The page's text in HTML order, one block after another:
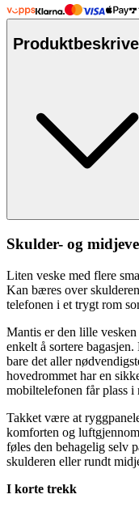
Skulder- og
Liten veske med flere
Kan bæres over
telefonen i et trygt rom
Mantis er den lille
enkelt å sortere
bare det aller
hovedrommet har en
mobiltelefonen får plass
Takket være at ryggpa
komforten og
føles den behagelig selv
skulderen eller rundt
I korte trekk